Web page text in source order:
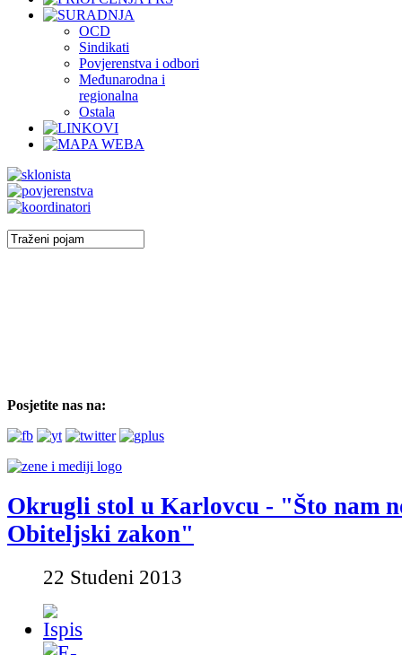
OCD
Sindikati
Povjerenstva i odbori
Međunarodna i
regionalna
Ostala
Posjetite nas na:
Okrugli stol u Karlovcu - "Što nam
Obiteljski zakon"
22 Studeni 2013